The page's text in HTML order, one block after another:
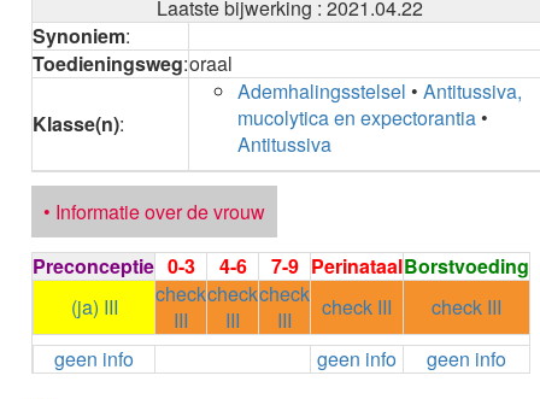
AGALSIDASE alfa
AGALSIDASE bèta
AGOMELATINE
ALBUTREPENONACOG ALFA
Stollingsfactor IX; Factor IX
ALCOHOL
ETHANOL
ALECTINIB
ALEMTUZUMAB
ALENDRONAAT
ALENDRONAAT/VIT D3
ALENDRONAAT / VITAMINE D3 / CACO3
ALFA-1-PROTEINASEREMMER humaan
Laatste bijwerking : 2021.04.22
Synoniem:
Toedieningsweg:oraal
Klasse(n):
Ademhalingsstelsel •Antitussiva,
mucolytica en expectorantia •
Antitussiva
• Informatie over de vrouw
Preconceptie 0-3 4-6 7-9 PerinataalBorstvoeding
(ja) III
check
III
check
III
check
III
check III
check III
geen info
geen info
geen info